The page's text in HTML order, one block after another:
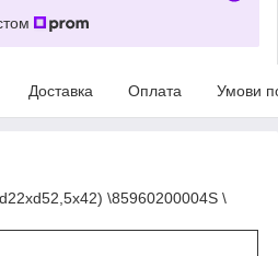
Доставка Оплата Умови
\85960200004S \